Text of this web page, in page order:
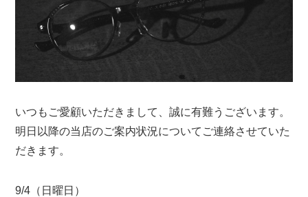
いつもご愛顧いただきまして、誠に有難うございます。
明日以降の当店のご案内状況についてご連絡させていた
だきます。
9/4（日曜日）